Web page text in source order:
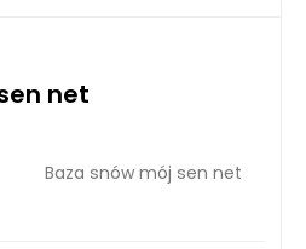
net
Baza snów mój sen net